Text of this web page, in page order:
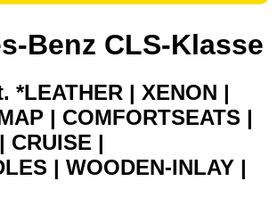
Benz CLS-Klasse
*LEATHER | XENON |
| COMFORTSEATS |
CRUISE |
| WOODEN-INLAY |